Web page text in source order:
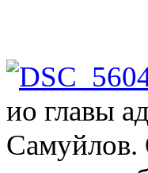
ио главы
Самуйлов.